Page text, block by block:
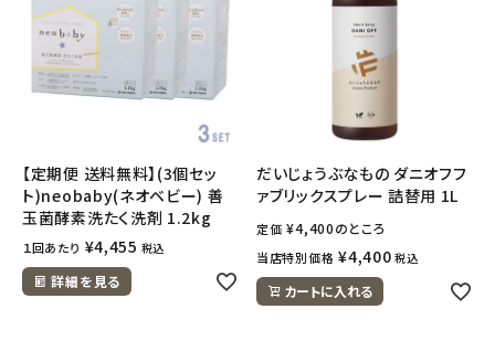
インナー・下着・ナイトウェア
キッズ・ベビー・マタニティ
フード・ドリンク
ブランド
定期購入
【定期便 送料無料】(3個セッ
ト)neobaby(ネオベビー) 善
玉菌酵素洗たく洗剤 1.2kg
１回あたり ¥4,455 税込
詳細を見る
だいじょうぶなもの ダニオフフ
ァブリックスプレー 詰替用 1L
定価 ¥4,400のところ
当店特別価格 ¥4,400 税込
カートに入れる